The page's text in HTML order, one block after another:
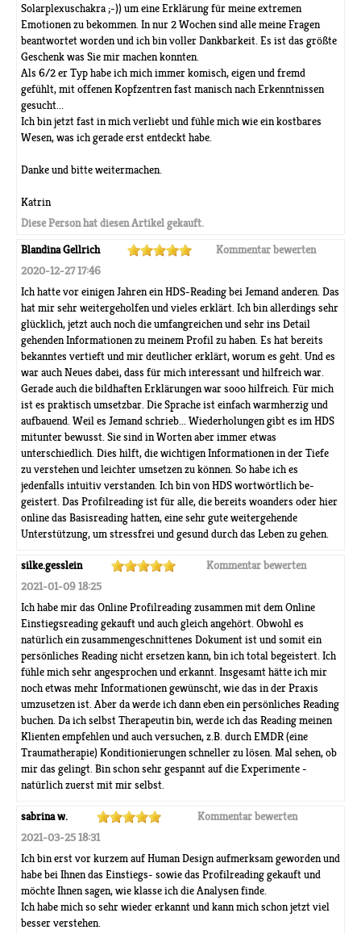
Solarplexuschakra ;-)) um eine Erklärung für meine extremen
Emotionen zu bekommen. In nur 2 Wochen sind alle meine Fragen
beantwortet worden und ich bin voller Dankbarkeit. Es ist das größte
Geschenk was Sie mir machen konnten.
Als 6/2 er Typ habe ich mich immer komisch, eigen und fremd
gefühlt, mit offenen Kopfzentren fast manisch nach Erkenntnissen
gesucht...
Ich bin jetzt fast in mich verliebt und fühle mich wie ein kostbares
Wesen, was ich gerade erst entdeckt habe.
Danke und bitte weitermachen.
Katrin
Diese Person hat diesen Artikel gekauft.
Blandina Gellrich
Kommentar bewerten
2020-12-27 17:46
Ich hatte vor einigen Jahren ein HDS-Reading bei Jemand anderen. Das
hat mir sehr weitergeholfen und vieles erklärt. Ich bin allerdings sehr
glücklich, jetzt auch noch die umfangreichen und sehr ins Detail
gehenden Informationen zu meinem Profil zu haben. Es hat bereits
bekanntes vertieft und mir deutlicher erklärt, worum es geht. Und es
war auch Neues dabei, dass für mich interessant und hilfreich war.
Gerade auch die bildhaften Erklärungen war sooo hilfreich. Für mich
ist es praktisch umsetzbar. Die Sprache ist einfach warmherzig und
aufbauend. Weil es Jemand schrieb... Wiederholungen gibt es im HDS
mitunter bewusst. Sie sind in Worten aber immer etwas
unterschiedlich. Dies hilft, die wichtigen Informationen in der Tiefe
zu verstehen und leichter umsetzen zu können. So habe ich es
jedenfalls intuitiv verstanden. Ich bin von HDS wortwörtlich be-
geistert. Das Profilreading ist für alle, die bereits woanders oder hier
online das Basisreading hatten, eine sehr gute weitergehende
Unterstützung, um stressfrei und gesund durch das Leben zu gehen.
silke.gesslein
Kommentar bewerten
2021-01-09 18:25
Ich habe mir das Online Profilreading zusammen mit dem Online
Einstiegsreading gekauft und auch gleich angehört. Obwohl es
natürlich ein zusammengeschnittenes Dokument ist und somit ein
persönliches Reading nicht ersetzen kann, bin ich total begeistert. Ich
fühle mich sehr angesprochen und erkannt. Insgesamt hätte ich mir
noch etwas mehr Informationen gewünscht, wie das in der Praxis
umzusetzen ist. Aber da werde ich dann eben ein persönliches Reading
buchen. Da ich selbst Therapeutin bin, werde ich das Reading meinen
Klienten empfehlen und auch versuchen, z.B. durch EMDR (eine
Traumatherapie) Konditionierungen schneller zu lösen. Mal sehen, ob
mir das gelingt. Bin schon sehr gespannt auf die Experimente -
natürlich zuerst mit mir selbst.
sabrina w.
Kommentar bewerten
2021-03-25 18:31
Ich bin erst vor kurzem auf Human Design aufmerksam geworden und
habe bei Ihnen das Einstiegs- sowie das Profilreading gekauft und
möchte Ihnen sagen, wie klasse ich die Analysen finde.
Ich habe mich so sehr wieder erkannt und kann mich schon jetzt viel
besser verstehen.